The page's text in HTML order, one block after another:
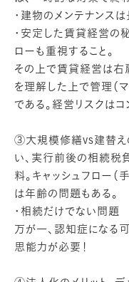
・建物のメンテナンス
・安定した賃貸経営の
ローも重視すること。
その上で賃貸経営は右
を理解した上で管理（
である。経営リスクはコ
③大規模修繕vs建替え
い、実行前後の相続税
料。キャッシュフロー（
は年齢の問題もある。
・相続だけでない問題
万が一、認知症になる
思能力が必要！